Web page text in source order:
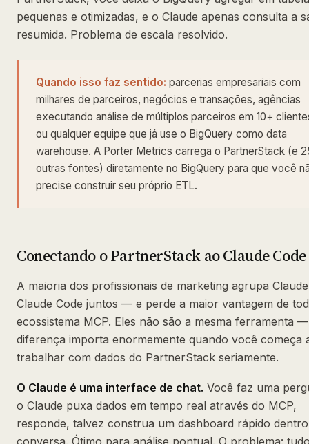
pequenas e otimizadas, e o Claude apenas consulta a
resumida. Problema de escala resolvido.
Quando isso faz sentido: parcerias empresariais com
milhares de parceiros, negócios e transações, agências
executando análise de múltiplos parceiros em 10+
ou qualquer equipe que já use o BigQuery como data
warehouse. A Porter Metrics carrega o PartnerStack (e
outras fontes) diretamente no BigQuery para que você
precise construir seu próprio ETL.
Conectando o PartnerStack ao Claude Code
A maioria dos profissionais de marketing agrupa
Claude Code juntos — e perde a maior vantagem de
ecossistema MCP. Eles não são a mesma ferramenta
diferença importa enormemente quando você começa
trabalhar com dados do PartnerStack seriamente.
O Claude é uma interface de chat. Você faz uma
o Claude puxa dados em tempo real através do MCP,
responde, talvez construa um dashboard rápido